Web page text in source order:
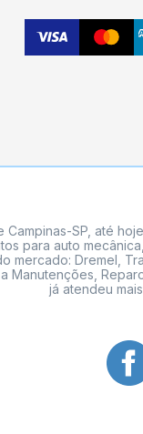
SP, até
para auto
Dremel,
já atendeu